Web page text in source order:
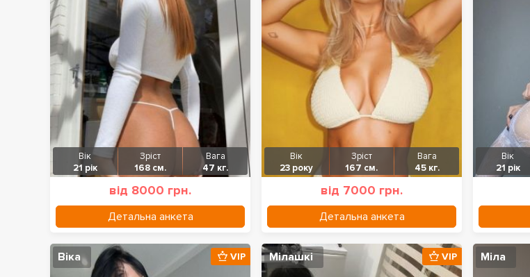
Вік
21 рік
Зріст
168 см.
Вага
47 кг.
від 8000 грн.
Детальна анкета
Вік
23 року
Зріст
167 см.
Вага
45 кг.
від 7000 грн.
Детальна анкета
Вік
21 рік
Віка VIP Мілашкі VIP Міла